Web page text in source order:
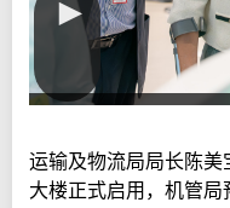
运输及物流局局长陈
大楼正式启用，机管